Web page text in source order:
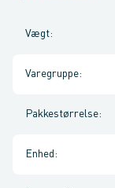
Vægt:
Varegruppe:
Pakkestørrelse:
Enhed :